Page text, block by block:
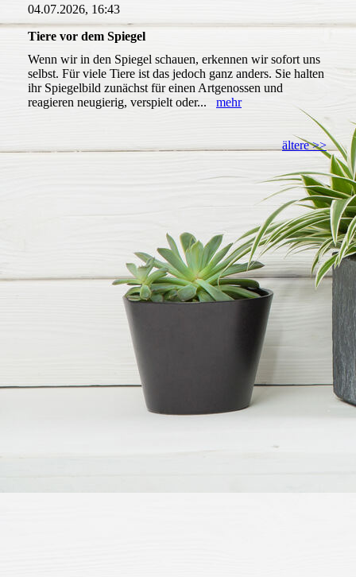
04.07.2026, 16:43
Tiere vor dem Spiegel
Wenn wir in den Spiegel schauen, erkennen wir sofort uns
selbst. Für viele Tiere ist das jedoch ganz anders. Sie halten
ihr Spiegelbild zunächst für einen Artgenossen und
reagieren neugierig, verspielt oder... mehr
ältere >>